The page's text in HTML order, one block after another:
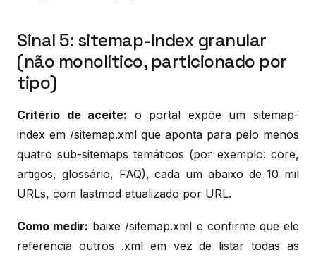
Sinal 5: sitemap-index granular
(não monolítico, particionado por
tipo)
Critério de aceite: o portal expõe um sitemap-
index em /sitemap.xml que aponta para pelo menos
quatro sub-sitemaps temáticos (por exemplo: core,
artigos, glossário, FAQ), cada um abaixo de 10 mil
URLs, com lastmod atualizado por URL.
Como medir: baixe /sitemap.xml e confirme que ele
referencia outros .xml em vez de listar todas as